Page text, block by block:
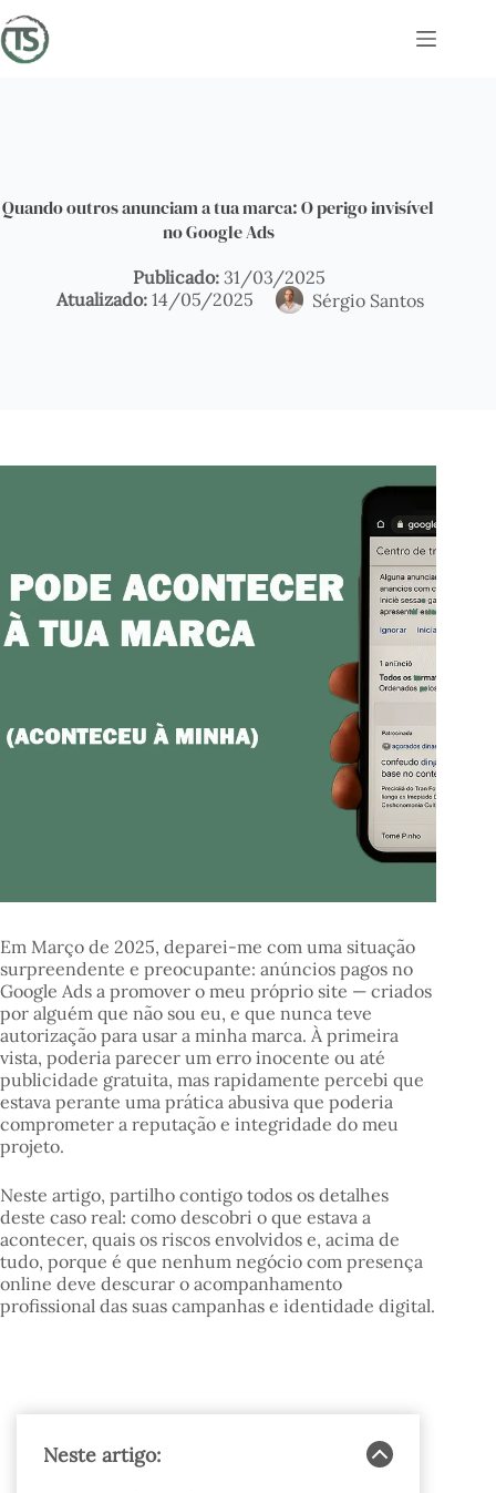
Pular
para
o
Quando outros anunciam a tua marca: O perigo invisível
no Google Ads
31/03/2025
14/05/2025
Sérgio Santos
Em Março de 2025, deparei-me com uma situação
surpreendente e preocupante: anúncios pagos no
Google Ads a promover o meu próprio site — criados
por alguém que não sou eu, e que nunca teve
autorização para usar a minha marca. À primeira
vista, poderia parecer um erro inocente ou até
publicidade gratuita, mas rapidamente percebi que
estava perante uma prática abusiva que poderia
comprometer a reputação e integridade do meu
projeto.
Neste artigo, partilho contigo todos os detalhes
deste caso real: como descobri o que estava a
acontecer, quais os riscos envolvidos e, acima de
tudo, porque é que nenhum negócio com presença
online deve descurar o acompanhamento
profissional das suas campanhas e identidade digital.
Neste artigo: